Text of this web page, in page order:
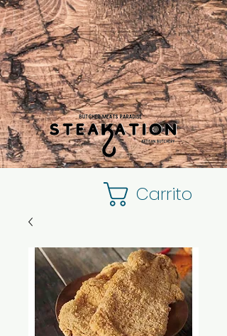
Carrito